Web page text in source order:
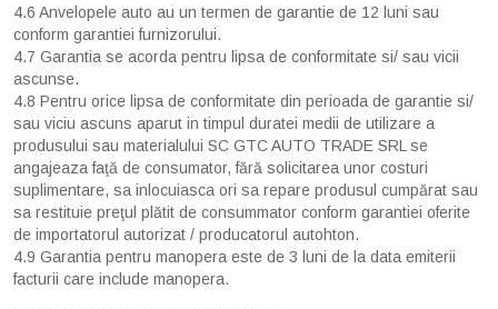
4.6 Anvelopele auto au un termen de garantie de 12 luni sau
conform garantiei furnizorului.
4.7 Garantia se acorda pentru lipsa de conformitate si/ sau vicii
ascunse.
4.8 Pentru orice lipsa de conformitate din perioada de garantie si/
sau viciu ascuns aparut in timpul duratei medii de utilizare a
produsului sau materialului SC GTC AUTO TRADE SRL se
angajeaza faţă de consumator, fără solicitarea unor costuri
suplimentare, sa inlocuiasca ori sa repare produsul cumpărat sau
sa restituie preţul plătit de consummator conform garantiei oferite
de importatorul autorizat / producatorul autohton.
4.9 Garantia pentru manopera este de 3 luni de la data emiterii
facturii care include manopera.